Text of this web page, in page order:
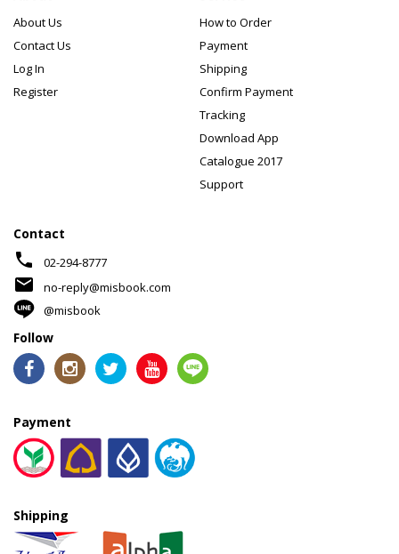
About Us
Contact Us
Log In
Register
How to Order
Payment
Shipping
Confirm Payment
Tracking
Download App
Catalogue 2017
Support
Contact
phone 02-294-8777
mail
no-reply@misbook.com
@misbook
Follow
Payment
Shipping